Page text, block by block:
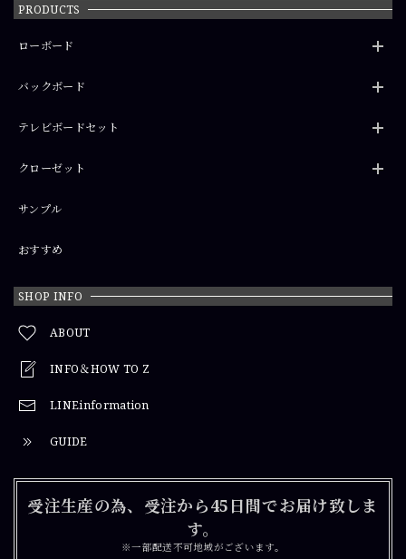
PRODUCTS
ローボード
バックボード
テレビボードセット
クローゼット
サンプル
おすすめ
SHOP INFO
ABOUT
INFO＆HOW TO Z
LINEinformation
GUIDE
受注生産の為、受注から45日間でお届け致しま
す。
※一部配送不可地域がございます。